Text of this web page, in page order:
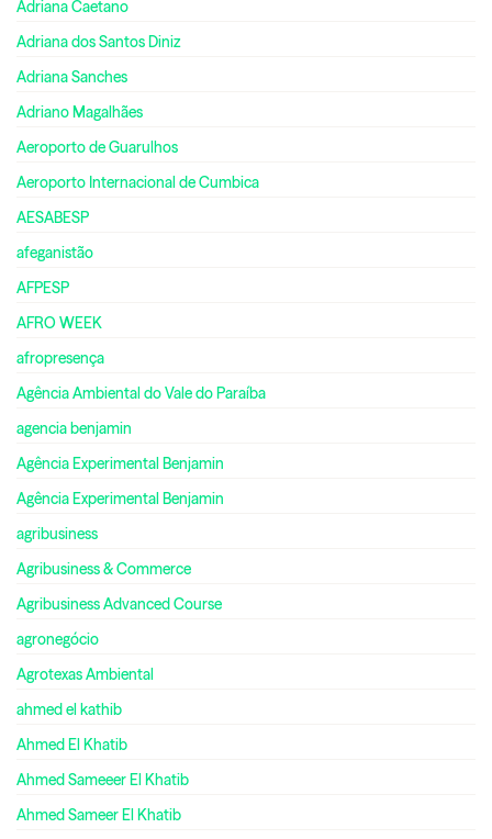
Adriana Caetano
Adriana dos Santos Diniz
Adriana Sanches
Adriano Magalhães
Aeroporto de Guarulhos
Aeroporto Internacional de Cumbica
AESABESP
afeganistão
AFPESP
AFRO WEEK
afropresença
Agência Ambiental do Vale do Paraíba
agencia benjamin
Agência Experimental Benjamin
Agência Experimental Benjamin
agribusiness
Agribusiness & Commerce
Agribusiness Advanced Course
agronegócio
Agrotexas Ambiental
ahmed el kathib
Ahmed El Khatib
Ahmed Sameeer El Khatib
Ahmed Sameer El Khatib